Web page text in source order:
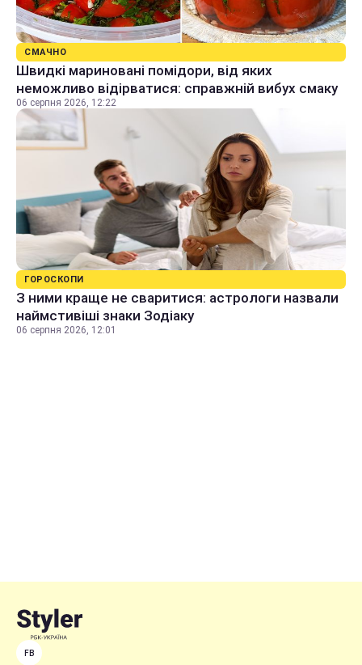
СМАЧНО
Швидкі мариновані помідори, від яких
неможливо відірватися: справжній вибух смаку
06 серпня 2026, 12:22
ГОРОСКОПИ
З ними краще не сваритися: астрологи назвали
наймстивіші знаки Зодіаку
06 серпня 2026, 12:01
FB